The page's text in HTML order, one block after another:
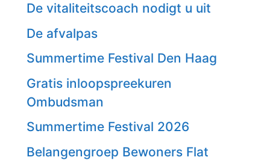
De vitaliteitscoach nodigt u uit
De afvalpas
Summertime Festival Den Haag
Gratis inloopspreekuren
Ombudsman
Summertime Festival 2026
Belangengroep Bewoners Flat